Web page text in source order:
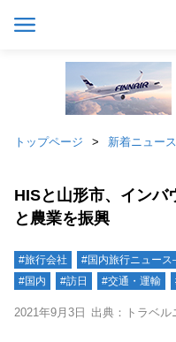
トップページ 新着ニュース
HISと山形市、イン
と農業を振興
#旅行会社
#国内旅行ニュー
#国内
#訪日 #交通・運輸
2021年9月3日 出典：トラベル